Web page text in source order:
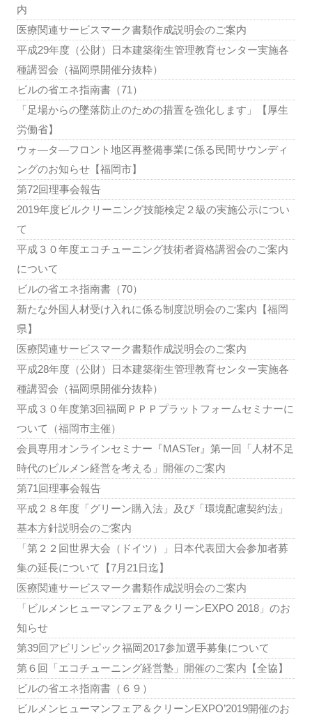
内
医療関連サービスマーク書類作成説明会のご案内
平成29年度（公財）日本建築衛生管理教育センター実施各
種講習会（福岡県開催分抜粋）
ビルの省エネ指南書（71）
「足場からの墜落防止のための措置を強化します」【厚生
労働省】
ウォ―タ―フロント地区再整備事業に係る民間サウンディ
ングのお知らせ【福岡市】
第72回理事会報告
2019年度ビルクリーニング技能検定２級の実施公示につい
て
平成３０年度エコチューニング技術者資格講習会のご案内
について
ビルの省エネ指南書（70）
新たな外国人材受け入れに係る制度説明会のご案内【福岡
県】
医療関連サービスマーク書類作成説明会のご案内
平成28年度（公財）日本建築衛生管理教育センター実施各
種講習会（福岡県開催分抜粋）
平成３０年度第3回福岡ＰＰＰプラットフォームセミナーに
ついて（福岡市主催）
会員専用オンラインセミナー『MASTer』第一回「人材不足
時代のビルメン経営を考える」開催のご案内
第71回理事会報告
平成２８年度「グリーン購入法」及び「環境配慮契約法」
基本方針説明会のご案内
「第２２回世界大会（ドイツ）」日本代表団大会参加者募
集の延長について【7月21日迄】
医療関連サービスマーク書類作成説明会のご案内
「ビルメンヒューマンフェア＆クリーンEXPO 2018」のお
知らせ
第39回アビリンピック福岡2017参加選手募集について
第６回「エコチューニング経営塾」開催のご案内【全協】
ビルの省エネ指南書（６９）
ビルメンヒューマンフェア＆クリーンEXPO’2019開催のお